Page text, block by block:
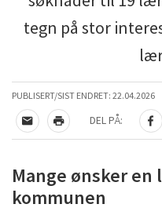
tegn på stor
PUBLISERT/SIST ENDRET: 22.04.2026
TIPS EN VENN
SKRIV UT
DEL PÅ:
Mange ønsker
kommunen